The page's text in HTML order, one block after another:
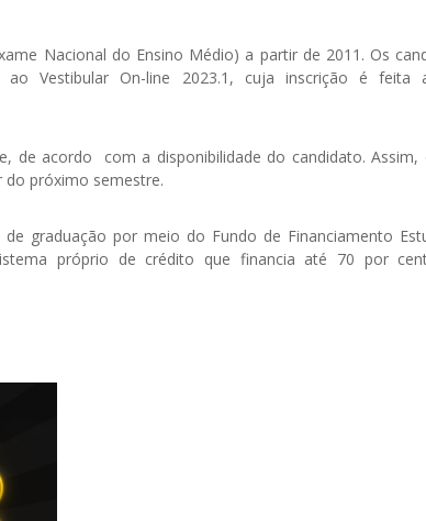
Nacional do Ensino Médio) a partir de 2011. Os
Vestibular On-line 2023.1, cuja inscrição é feita
de acordo com a disponibilidade do candidato. Assim,
do próximo semestre.
graduação por meio do Fundo de Financiamento
próprio de crédito que financia até 70 por